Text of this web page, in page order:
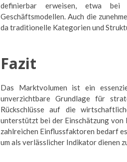
definierbar erweisen, etwa bei
Geschäftsmodellen. Auch die
da traditionelle Kategorien und
Fazit
Das Marktvolumen ist ein
unverzichtbare Grundlage für
Rückschlüsse auf die
unterstützt bei der Einschätzung von
zahlreichen Einflussfaktoren bedarf
um als verlässlicher Indikator dienen